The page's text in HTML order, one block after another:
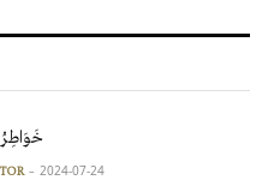
2024-07-24